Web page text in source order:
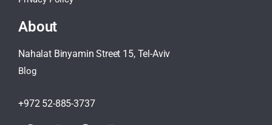
About
Nahalat Binyamin Street 15, Tel-Aviv
Blog
+972 52-885-3737